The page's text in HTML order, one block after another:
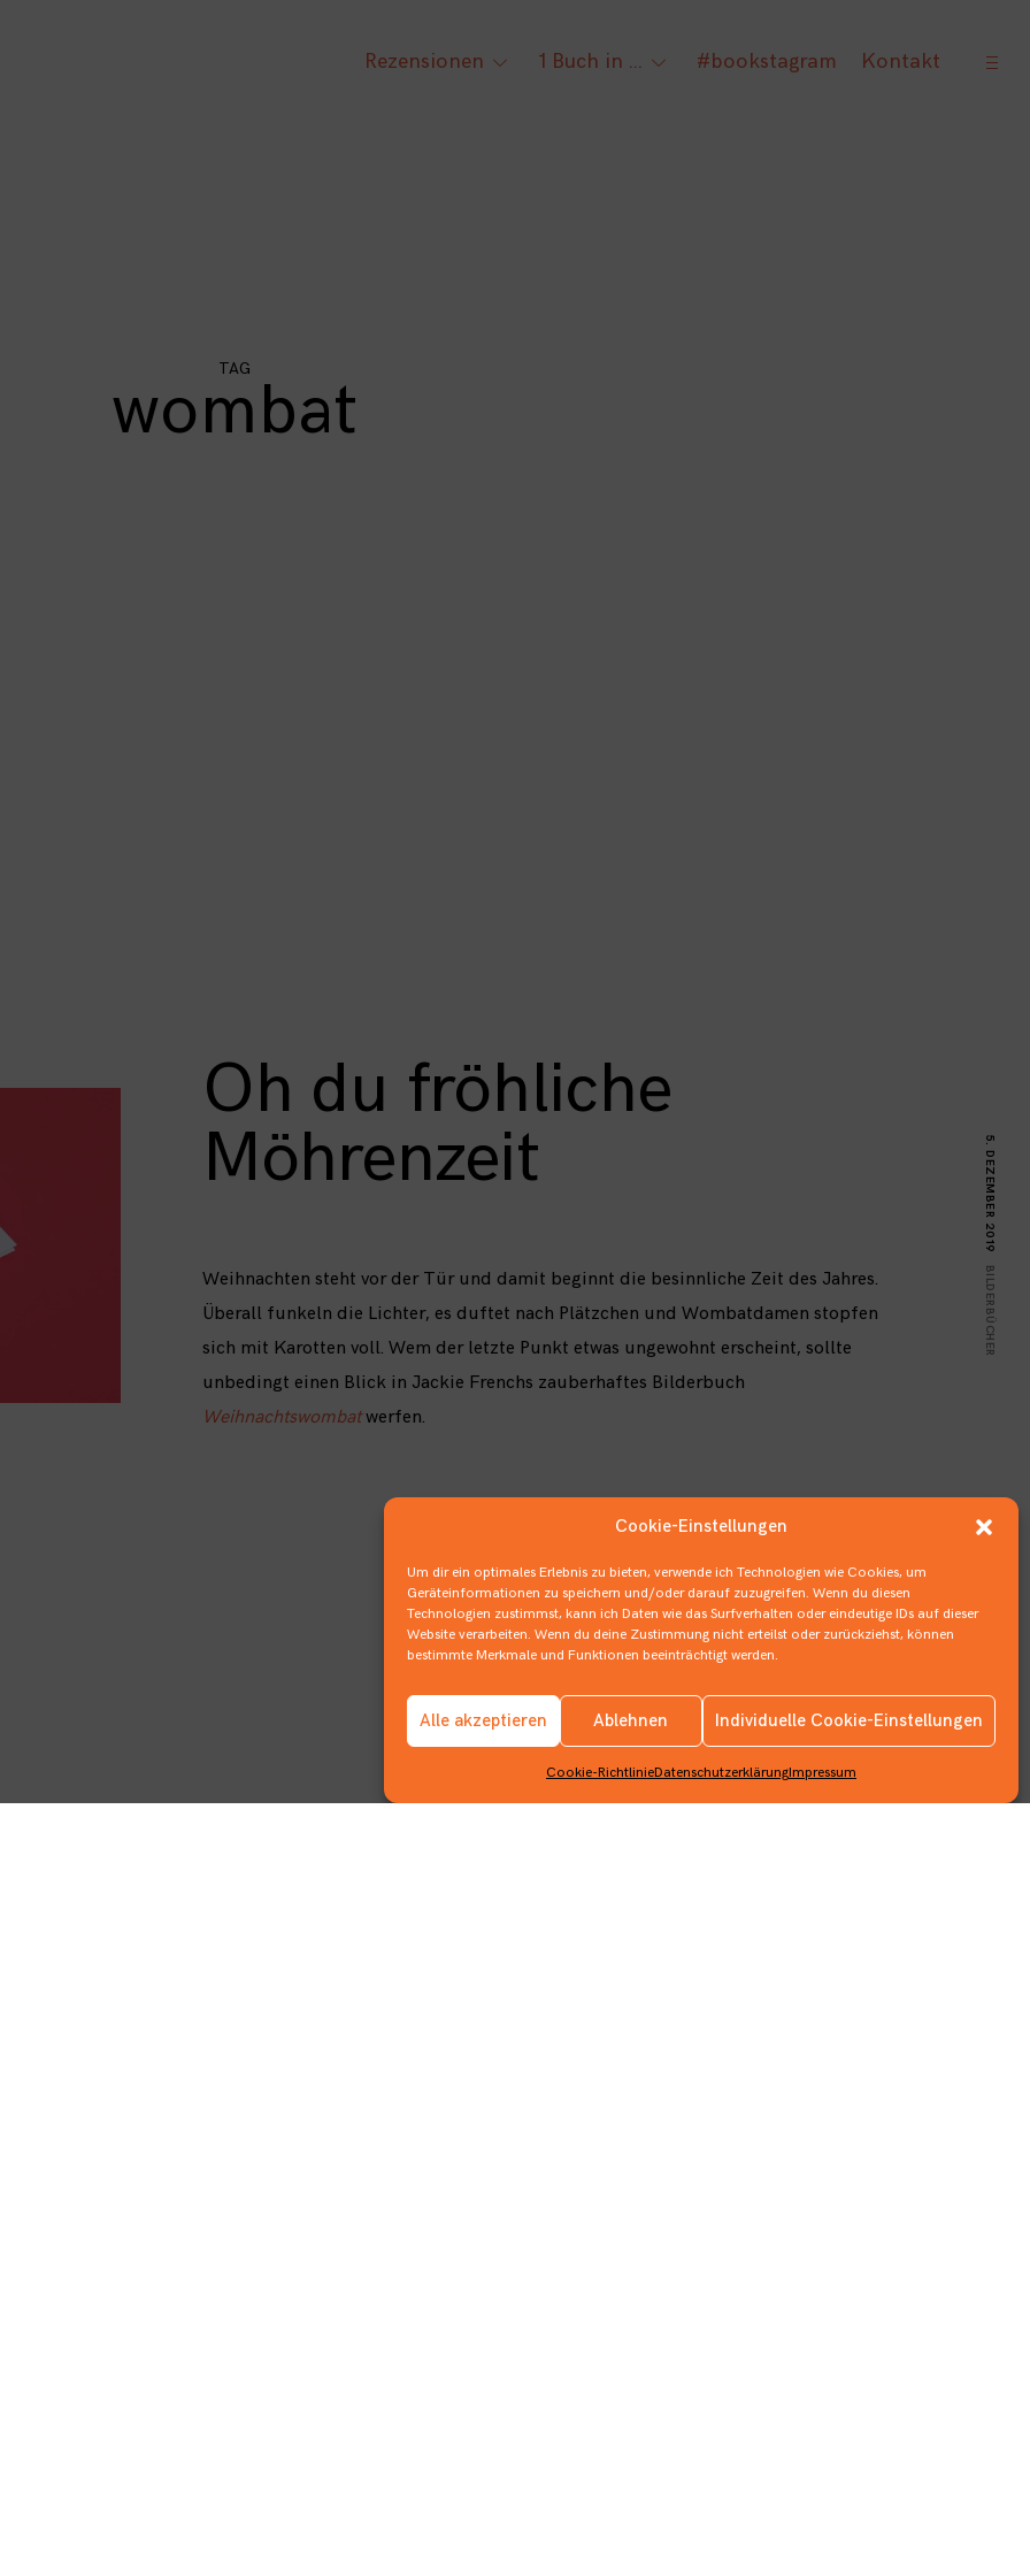
Cookie-Einstellungen
Um dir ein optimales Erlebnis zu bieten, verwende ich Technologien wie Cookies, um
Geräteinformationen zu speichern und/oder darauf zuzugreifen. Wenn du diesen
Technologien zustimmst, kann ich Daten wie das Surfverhalten oder eindeutige IDs auf dieser
Website verarbeiten. Wenn du deine Zustimmung nicht erteilst oder zurückziehst, können
bestimmte Merkmale und Funktionen beeinträchtigt werden.
Alle akzeptieren Ablehnen Individuelle Cookie-Einstellungen
Cookie-RichtlinieDatenschutzerklärungImpressum
Rezensionen toggle 1 Buch in … toggle #bookstagram Kontakt
open
TAG
wombat
Oh du fröhliche
Möhrenzeit
5. DEZEMBER 2019
BILDERBÜCHER
Weihnachten steht vor der Tür und damit beginnt die besinnliche Zeit des Jahres.
Überall funkeln die Lichter, es duftet nach Plätzchen und Wombatdamen stopfen
sich mit Karotten voll. Wem der letzte Punkt etwas ungewohnt erscheint, sollte
unbedingt einen Blick in Jackie Frenchs zauberhaftes Bilderbuch
Weihnachtswombatwerfen.
Datenschutzerklärung